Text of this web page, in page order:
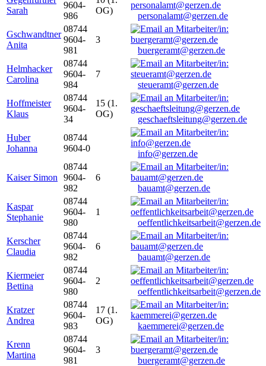
Sarah
9604-
986
OG)
personalamt@gerzen.de
Gschwandtner
Anita
08744
9604-
981
3
buergeramt@gerzen.de
Helmhacker
Carolina
08744
9604-
984
7
steueramt@gerzen.de
Hoffmeister
Klaus
08744
9604-
34
15 (1.
OG)
geschaeftsleitung@gerzen.de
Huber
Johanna
08744
9604-0
info@gerzen.de
Kaiser Simon
08744
9604-
982
6
bauamt@gerzen.de
Kaspar
Stephanie
08744
9604-
980
1
oeffentlichkeitsarbeit@gerzen.de
Kerscher
Claudia
08744
9604-
982
6
bauamt@gerzen.de
Kiermeier
Bettina
08744
9604-
980
2
oeffentlichkeitsarbeit@gerzen.de
Kratzer
Andrea
08744
9604-
983
17 (1.
OG)
kaemmerei@gerzen.de
Krenn
Martina
08744
9604-
981
3
buergeramt@gerzen.de